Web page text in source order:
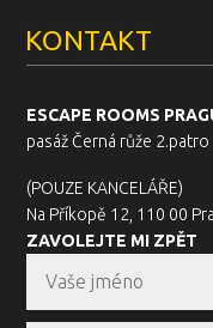
KONTAKT
ESCAPE ROOMS
pasáž Černá růže 2.patro
(POUZE KANCELÁŘE)
Na Příkopě 12, 110 00
ZAVOLEJTE MI ZPĚT